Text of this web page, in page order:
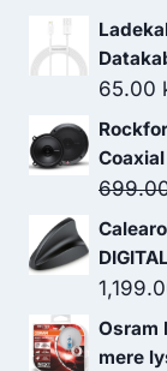
65.00
Osram
mere